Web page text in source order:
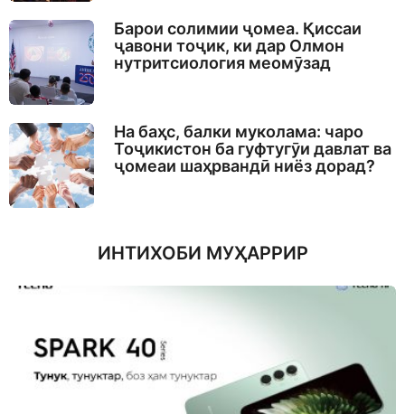
Барои солимии ҷомеа. Қиссаи
ҷавони тоҷик, ки дар Олмон
нутритсиология меомӯзад
На баҳс, балки муколама: чаро
Тоҷикистон ба гуфтугӯи давлат ва
ҷомеаи шаҳрвандӣ ниёз дорад?
ИНТИХОБИ МУҲАРРИР